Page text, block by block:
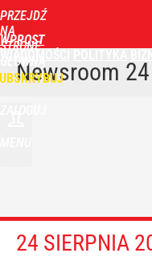
PRZEJDŹ
NA
STRONĘ
GŁÓWNĄ
WPROST
Newsroom
24 SIERPNIA